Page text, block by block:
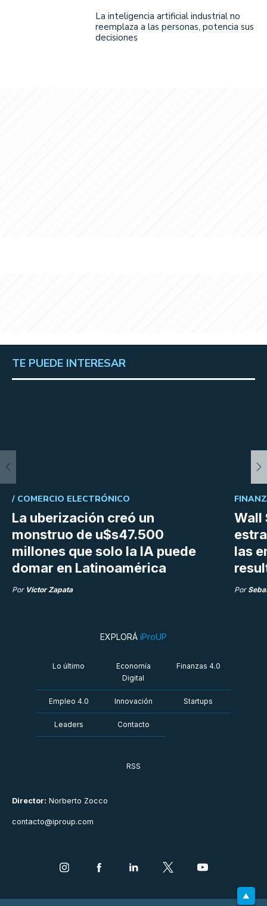
La inteligencia artificial industrial no
reemplaza a las personas, potencia sus
decisiones
TE PUEDE INTERESAR
La uberización creó un
monstruo de u$s47.500
millones que solo la IA puede
domar en Latinoamérica
/ COMERCIO ELECTRÓNICO
Por Víctor Zapata
Wall
las
Por
Director: Norberto Zocco
contacto@iproup.com
EXPLORÁ iProUP
Lo último
Economía
Digital
Finanzas 4.0
Empleo 4.0 Innovación Startups
Leaders Contacto
RSS